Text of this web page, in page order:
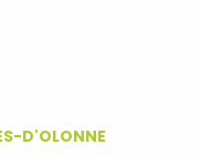
D'OLONNE